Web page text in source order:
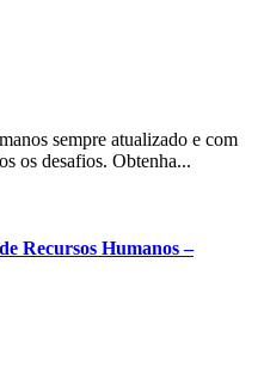
sempre atualizado e com
os desafios. Obtenha...
Recursos Humanos –